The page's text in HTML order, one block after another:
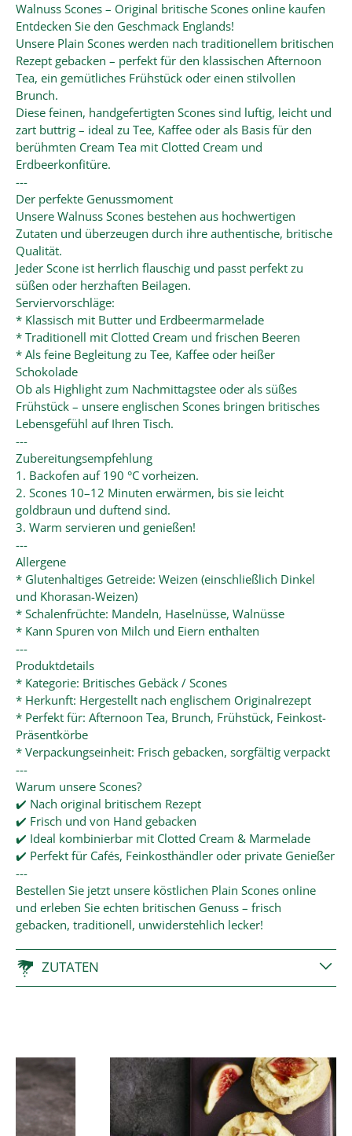
Walnuss Scones – Original britische Scones online kaufen
Entdecken Sie den Geschmack Englands!
Unsere Plain Scones werden nach traditionellem britischen
Rezept gebacken – perfekt für den klassischen Afternoon
Tea, ein gemütliches Frühstück oder einen stilvollen
Brunch.
Diese feinen, handgefertigten Scones sind luftig, leicht und
zart buttrig – ideal zu Tee, Kaffee oder als Basis für den
berühmten Cream Tea mit Clotted Cream und
Erdbeerkonfitüre.
---
Der perfekte Genussmoment
Unsere Walnuss Scones bestehen aus hochwertigen
Zutaten und überzeugen durch ihre authentische, britische
Qualität.
Jeder Scone ist herrlich flauschig und passt perfekt zu
süßen oder herzhaften Beilagen.
Serviervorschläge:
* Klassisch mit Butter und Erdbeermarmelade
* Traditionell mit Clotted Cream und frischen Beeren
* Als feine Begleitung zu Tee, Kaffee oder heißer
Schokolade
Ob als Highlight zum Nachmittagstee oder als süßes
Frühstück – unsere englischen Scones bringen britisches
Lebensgefühl auf Ihren Tisch.
---
Zubereitungsempfehlung
1. Backofen auf 190 °C vorheizen.
2. Scones 10–12 Minuten erwärmen, bis sie leicht
goldbraun und duftend sind.
3. Warm servieren und genießen!
---
Allergene
* Glutenhaltiges Getreide: Weizen (einschließlich Dinkel
und Khorasan-Weizen)
* Schalenfrüchte: Mandeln, Haselnüsse, Walnüsse
* Kann Spuren von Milch und Eiern enthalten
---
Produktdetails
* Kategorie: Britisches Gebäck / Scones
* Herkunft: Hergestellt nach englischem Originalrezept
* Perfekt für: Afternoon Tea, Brunch, Frühstück, Feinkost-
Präsentkörbe
* Verpackungseinheit: Frisch gebacken, sorgfältig verpackt
---
Warum unsere Scones?
✔️ Nach original britischem Rezept
✔️ Frisch und von Hand gebacken
✔️ Ideal kombinierbar mit Clotted Cream & Marmelade
✔️ Perfekt für Cafés, Feinkosthändler oder private Genießer
---
Bestellen Sie jetzt unsere köstlichen Plain Scones online
und erleben Sie echten britischen Genuss – frisch
gebacken, traditionell, unwiderstehlich lecker!
ZUTATEN